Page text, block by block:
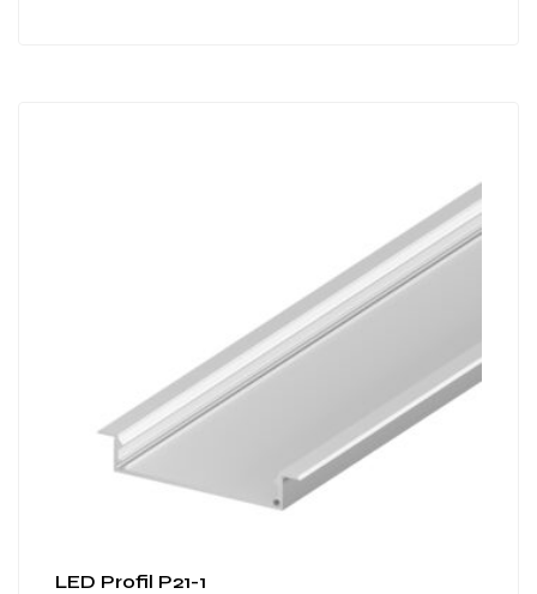
LED Profil P21-1